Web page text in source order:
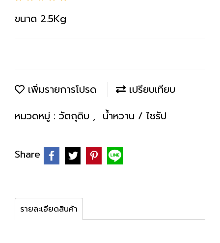
ขนาด 2.5Kg
เพิ่มรายการโปรด
เปรียบเทียบ
หมวดหมู่ : วัตถุดิบ , น้ำหวาน / ไซรัป
Share
รายละเอียดสินค้า